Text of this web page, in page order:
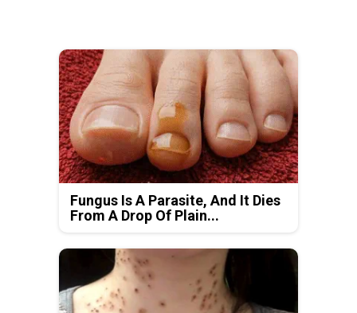
Fungus Is A Parasite, And It Dies
From A Drop Of Plain...